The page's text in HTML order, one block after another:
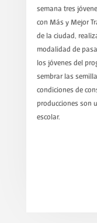
semana tres
con Más y Mejor
de la ciudad,
modalidad de
los jóvenes del
sembrar las
condiciones de
producciones son
escolar.